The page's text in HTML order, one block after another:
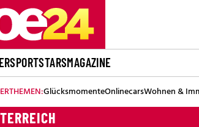
SPORTSTARSMAGAZINE
GlücksmomenteOnlinecarsWohnen &